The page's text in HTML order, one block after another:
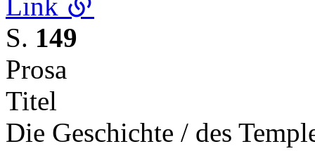
S. 149
Prosa
Titel
Die Geschichte / des